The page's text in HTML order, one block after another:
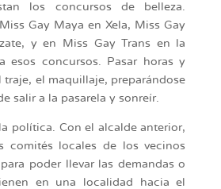
los concursos de belleza.
Gay Maya en Xela, Miss Gay
y en Miss Gay Trans en la
esos concursos. Pasar horas y
traje, el maquillaje, preparándose
salir a la pasarela y sonreír.
política. Con el alcalde anterior,
comités locales de los vecinos
poder llevar las demandas o
en una localidad hacia el